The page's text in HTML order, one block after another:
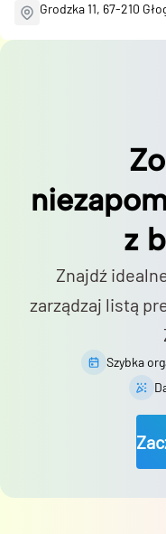
Grodzka 11, 67-210
z
Znajdź
zarządzaj listą
Szybka